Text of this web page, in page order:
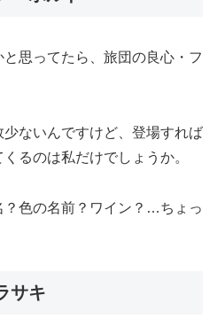
思ってたら、旅団の良心・フ
ないんですけど、登場すれば
るのは私だけでしょうか。
？色の名前？ワイン？…ちょっ
サキ